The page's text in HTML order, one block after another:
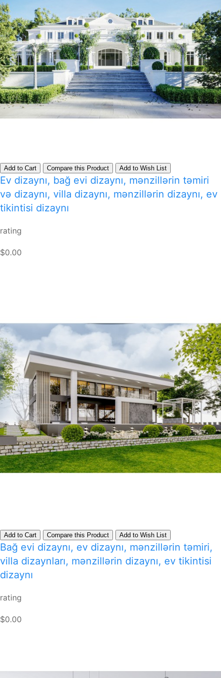
Add to Cart Compare this Product Add to Wish List
Ev dizaynı, bağ evi dizaynı, mənzillərin təmiri
və dizaynı, villa dizaynı, mənzillərin dizaynı, ev
tikintisi dizaynı
rating
$0.00
Add to Cart Compare this Product Add to Wish List
Bağ evi dizaynı, ev dizaynı, mənzillərin təmiri,
villa dizaynları, mənzillərin dizaynı, ev tikintisi
dizaynı
rating
$0.00